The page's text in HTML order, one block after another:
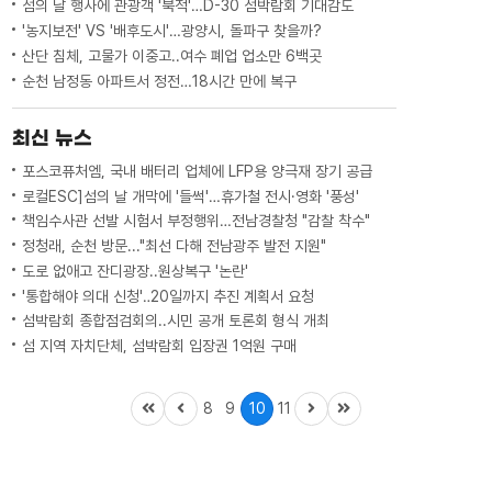
섬의 날 행사에 관광객 '북적'…D-30 섬박람회 기대감도
'농지보전' VS '배후도시'…광양시, 돌파구 찾을까?
산단 침체, 고물가 이중고..여수 폐업 업소만 6백곳
순천 남정동 아파트서 정전…18시간 만에 복구
최신 뉴스
포스코퓨처엠, 국내 배터리 업체에 LFP용 양극재 장기 공급
로컬ESC]섬의 날 개막에 '들썩'…휴가철 전시·영화 '풍성'
책임수사관 선발 시험서 부정행위…전남경찰청 "감찰 착수"
정청래, 순천 방문..."최선 다해 전남광주 발전 지원"
도로 없애고 잔디광장..원상복구 '논란'
'통합해야 의대 신청'‥20일까지 추진 계획서 요청
섬박람회 종합점검회의..시민 공개 토론회 형식 개최
섬 지역 자치단체, 섬박람회 입장권 1억원 구매
8 9 10 11